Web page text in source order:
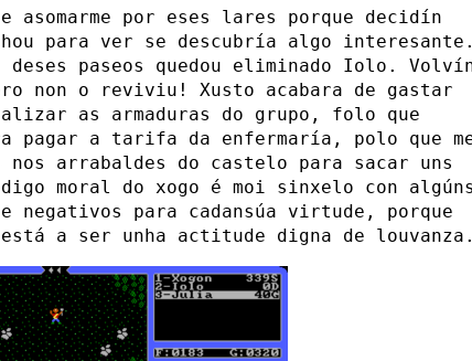
asomarme por eses lares porque decidín
para ver se descubría algo interesante.
deses paseos quedou eliminado Iolo.
non o reviviu! Xusto acabara de gastar
as armaduras do grupo, folo que
pagar a tarifa da enfermaría, polo que
arrabaldes do castelo para sacar uns
moral do xogo é moi sinxelo con algúns
negativos para cadansúa virtude, porque
a ser unha actitude digna de louvanza.